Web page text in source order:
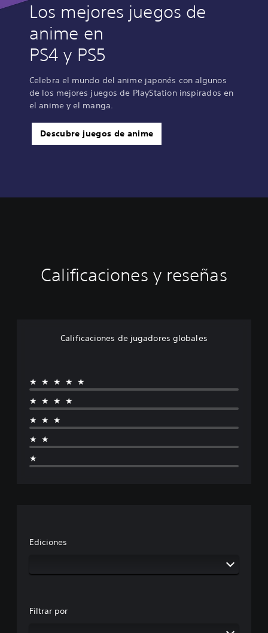
Los mejores juegos de
anime en
PS4 y PS5
Celebra el mundo del anime japonés con algunos
de los mejores juegos de PlayStation inspirados en
el anime y el manga.
Descubre juegos de anime
Calificaciones y reseñas
Calificaciones de jugadores globales
★★★★★
★★★★
★★★
★★
★
Ediciones
Filtrar por